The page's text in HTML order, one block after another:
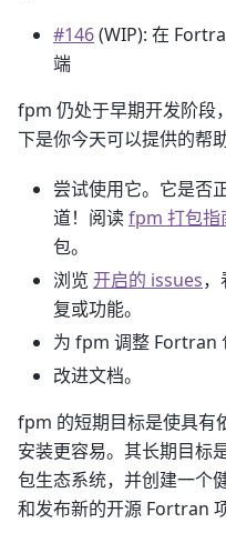
#146(WIP): 在
端
fpm 仍处于早期开发阶段
下是你今天可以提供的帮助
尝试使用它。它是否
道！阅读fpm 打包指
包。
浏览 开启的 issues
复或功能。
为 fpm 调整 Fortran
改进文档。
fpm 的短期目标是使具有
安装更容易。其长期目标
包生态系统，并创建一个
和发布新的开源 Fortran 项